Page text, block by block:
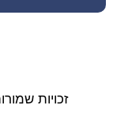
זכויות